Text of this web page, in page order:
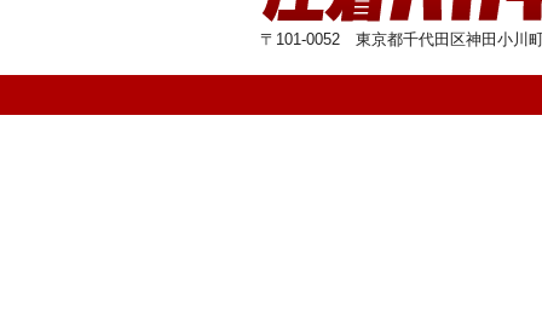
〒101-0052 東京都千代田区神田小川